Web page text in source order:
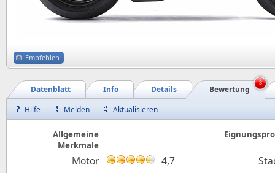
Empfehlen
Bewertung
Details
Info
Datenblatt
3
Hilfe Melden Aktualisieren
Allgemeine
Merkmale
Motor
4,7